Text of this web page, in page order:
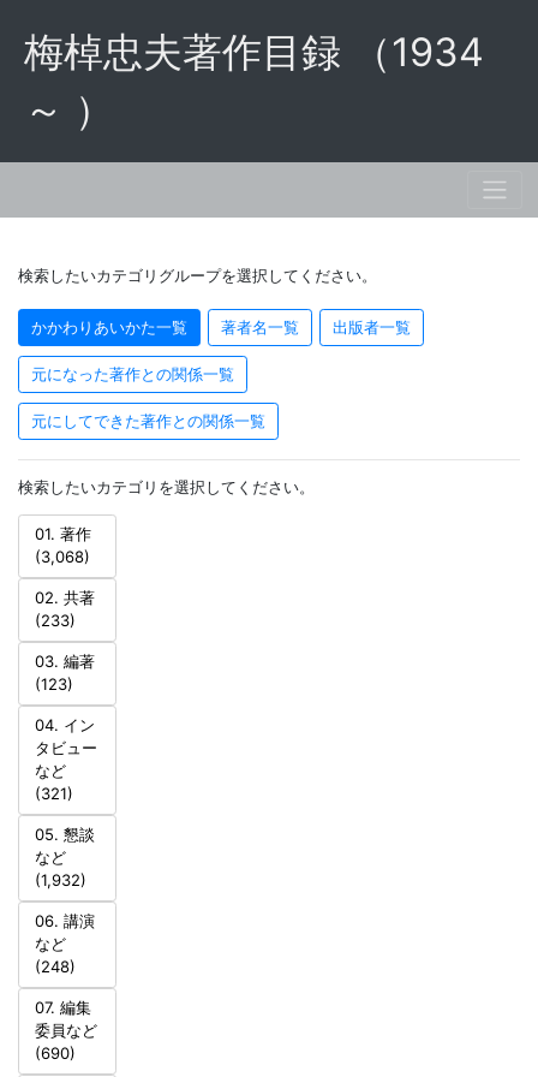
梅棹忠夫著作目録 （1934
～ ）
検索したいカテゴリグループを選択してください。
かかわりあいかた一覧 著者名一覧 出版者一覧
元になった著作との関係一覧
元にしてできた著作との関係一覧
検索したいカテゴリを選択してください。
01. 著作
(3,068)
02. 共著
(233)
03. 編著
(123)
04. イン
タビュー
など
(321)
05. 懇談
など
(1,932)
06. 講演
など
(248)
07. 編集
委員など
(690)